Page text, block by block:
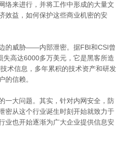
络来进行，并将工作中形成的大量文
效益，如何保护这些商业机密的安
的威胁——内部泄密。据FBI和CSI曾
高达6000多万美元，它是黑客所造
术信息，多年累积的技术资产和研发
信赖。
一大问题。其实，针对内网安全，防
密从这个行业诞生时刻开始就致力于
业也开始逐渐为广大企业提供信息安